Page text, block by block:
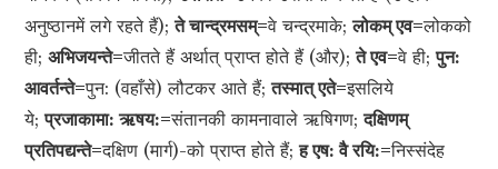
अनुष्ठानमें लगे रहते हैं);ते चान्द्रमसम्=वे चन्द्रमाके;लोकम् एव=लोकको
ही;अभिजयन्ते=जीतते हैं अर्थात् प्राप्त होते हैं (और);ते एव=वे ही;पुन:
आवर्तन्ते=पुन: (वहाँसे) लौटकर आते हैं;तस्मात् एते=इसलिये
ये;प्रजाकामा: ऋषय:=संतानकी कामनावाले ऋषिगण;दक्षिणम्
प्रतिपद्यन्ते=दक्षिण (मार्ग)-को प्राप्त होते हैं;ह एष: वै रयि:=निस्संदेह